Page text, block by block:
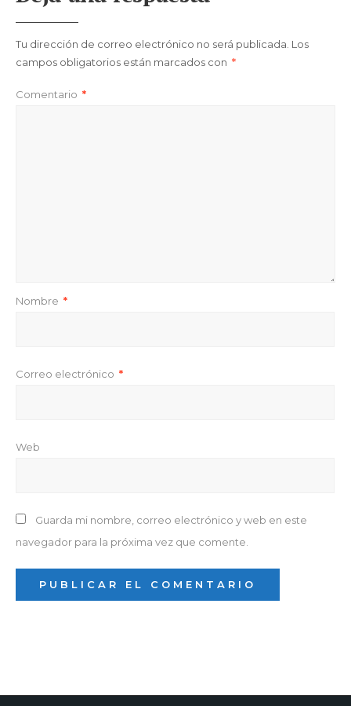
Tu dirección de correo electrónico no será publicada. Los
campos obligatorios están marcados con *
Comentario *
Nombre *
Correo electrónico *
Web
Guarda mi nombre, correo electrónico y web en este
navegador para la próxima vez que comente.